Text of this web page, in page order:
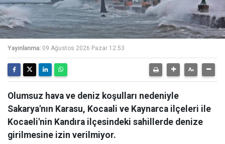
Yayınlanma: 09 Ağustos 2026 Pazar 12:53
Olumsuz hava ve deniz koşulları nedeniyle
Sakarya'nın Karasu, Kocaali ve Kaynarca ilçeleri ile
Kocaeli'nin Kandıra ilçesindeki sahillerde denize
girilmesine izin verilmiyor.